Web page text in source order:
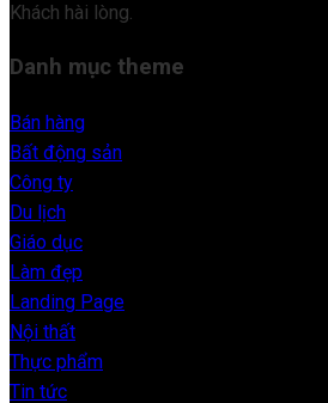
Khách hài lòng.
Danh mục theme
Bán hàng
Bất động sản
Công ty
Du lịch
Giáo dục
Làm đẹp
Landing Page
Nội thất
Thực phẩm
Tin tức